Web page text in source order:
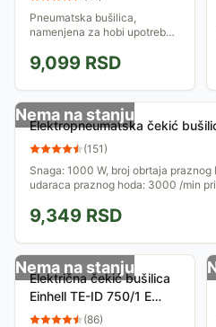
Pneumatska bušilica,
namenjena za hobi upotrebu.
lak prihvat alata do 26mm.
Ova bušilica snage 850W
ostvaruje do 3700...
9,099 RSD
Nema na stanju
Elektropneumatska čekić
(151)
Snaga: 1000 W, broj obrtaja
udaraca praznog hoda: 3000 /min prihvat burgije: SDS plus, prečnik
9,349 RSD
Nema na stanju
Električna čekić bušilica
Einhell TE-ID 750/1 E
4259671 (86)